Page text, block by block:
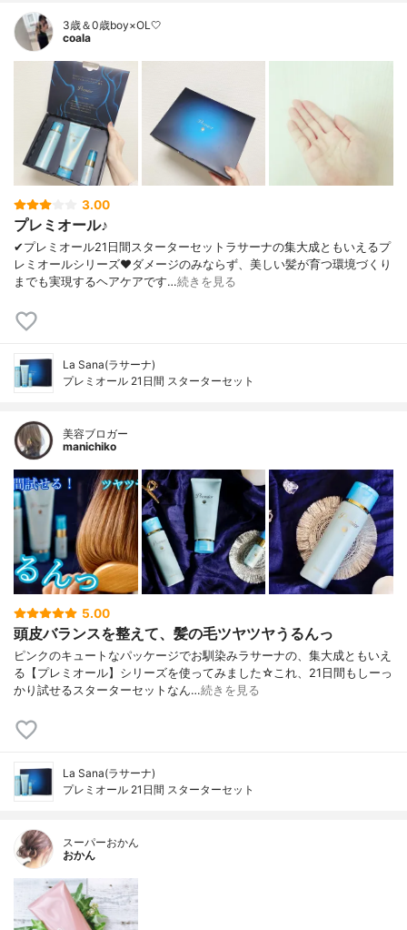
3歳＆0歳boy×OL🤍
coala
3.00
プレミオール♪
✔︎プレミオール21日間スターターセットラサーナの集大成ともいえるプ
レミオールシリーズ❤︎ダメージのみならず、美しい髪が育つ環境づくり
までも実現するヘアケアです…続きを見る
La Sana(ラサーナ)
プレミオール 21日間 スターターセット
美容ブロガー
manichiko
5.00
頭皮バランスを整えて、髪の毛ツヤツヤうるんっ
ピンクのキュートなパッケージでお馴染みラサーナの、集大成ともいえ
る【プレミオール】シリーズを使ってみました☆これ、21日間もしーっ
かり試せるスターターセットなん…続きを見る
La Sana(ラサーナ)
プレミオール 21日間 スターターセット
スーパーおかん
おかん